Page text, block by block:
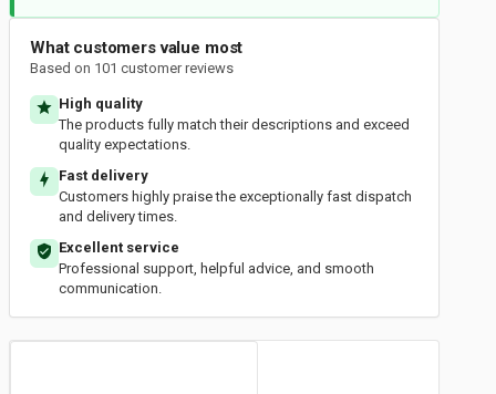
What customers value most
Based on 101 customer reviews
High quality
The products fully match their descriptions and exceed
quality expectations.
Fast delivery
Customers highly praise the exceptionally fast dispatch
and delivery times.
Excellent service
Professional support, helpful advice, and smooth
communication.